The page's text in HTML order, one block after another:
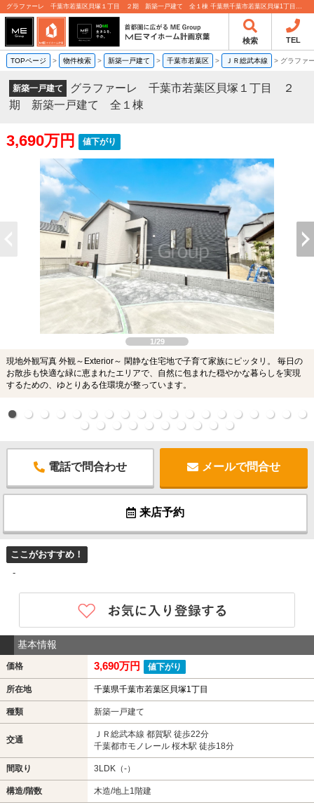
グラファーレ 千葉市若葉区貝塚１丁目 ２期 新築一戸建て 全１棟 千葉県千葉市若葉区貝塚1丁目｜3,690万円の新築一戸建て｜分譲住宅や新築物件｜MEマイホーム計画京葉株式会社
検索 TEL
TOPページ > 物件検索 > 新築一戸建て > 千葉市若葉区 > ＪＲ総武本線 > グラファ
新築一戸建て
グラファーレ 千葉市若葉区貝塚１丁目 ２
期 新築一戸建て 全１棟
3,690万円 値下がり
1/29
現地外観写真 外観～Exterior～ 閑静な住宅地で子育て家族にピッタリ。 毎日の
お散歩も快適な緑に恵まれたエリアで、自然に包まれた穏やかな暮らしを実現
するための、ゆとりある住環境が整っています。
電話で問合わせ メールで問合せ
来店予約
ここがおすすめ！
-
基本情報
価格 3,690万円 値下がり
所在地 千葉県千葉市若葉区貝塚1丁目
種類 新築一戸建て
交通
ＪＲ総武本線 都賀駅 徒歩22分
千葉都市モノレール 桜木駅 徒歩18分
間取り 3LDK（-）
構造/階数 木造/地上1階建